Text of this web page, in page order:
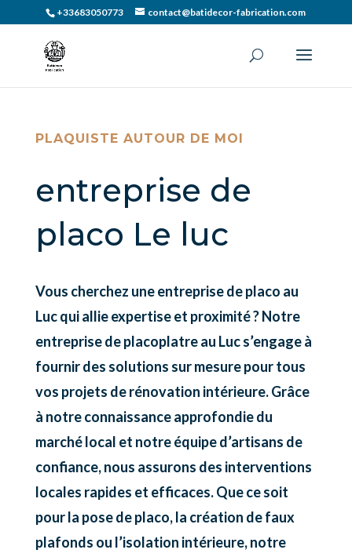
+33683050773 contact@batidecor-fabrication.com
PLAQUISTE AUTOUR DE MOI
entreprise de
placo Le luc
Vous cherchez une entreprise de placo au
Luc qui allie expertise et proximité ? Notre
entreprise de placoplatre au Luc s’engage à
fournir des solutions sur mesure pour tous
vos projets de rénovation intérieure. Grâce
à notre connaissance approfondie du
marché local et notre équipe d’artisans de
confiance, nous assurons des interventions
locales rapides et efficaces. Que ce soit
pour la pose de placo, la création de faux
plafonds ou l’isolation intérieure, notre